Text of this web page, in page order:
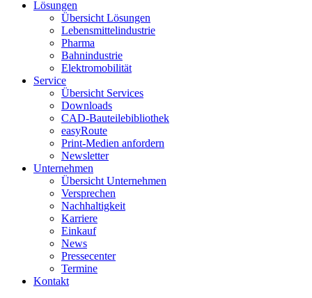
Lösungen
Übersicht Lösungen
Lebensmittelindustrie
Pharma
Bahnindustrie
Elektromobilität
Service
Übersicht Services
Downloads
CAD-Bauteilebibliothek
easyRoute
Print-Medien anfordern
Newsletter
Unternehmen
Übersicht Unternehmen
Versprechen
Nachhaltigkeit
Karriere
Einkauf
News
Pressecenter
Termine
Kontakt